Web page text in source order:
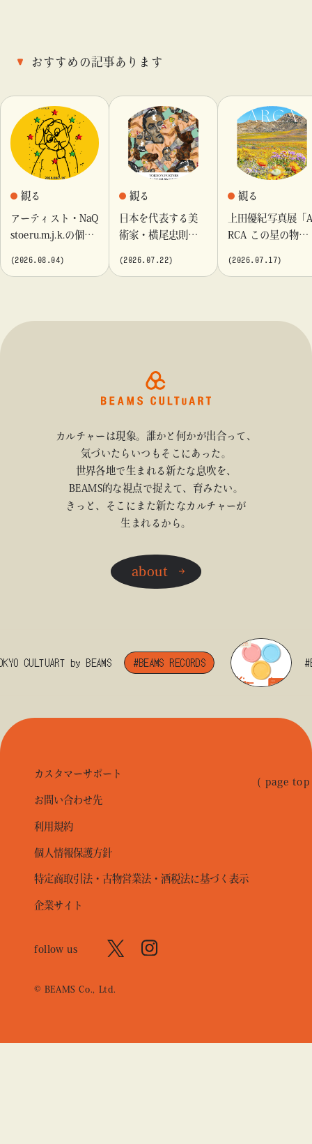
おすすめの記事あります
観る
アーティスト・NaQ
stoeru.m.j.k.の個展
(2026.08.04)
観る
日本を代表する美
術家・横尾忠則が
Y〉にて開催
(2026.07.22)
観る
上田優紀写真展「
RCA この星の物
(2026.07.17)
カルチャーは現象。誰かと何かが出合って、
気づいたらいつもそこにあった。
世界各地で生まれる新たな息吹を、
BEAMS的な視点で捉えて、育みたい。
きっと、そこにまた新たなカルチャーが
生まれるから。
about
CULTUART by BEAMS #BEAMS RECORDS
( page
カスタマーサポート
お問い合わせ先
利用規約
個人情報保護方針
特定商取引法・古物営業法・酒税法に基づく表示
企業サイト
follow us
© BEAMS Co., Ltd.